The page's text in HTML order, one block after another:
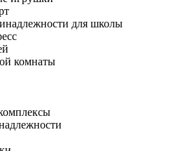
для школы
комнаты